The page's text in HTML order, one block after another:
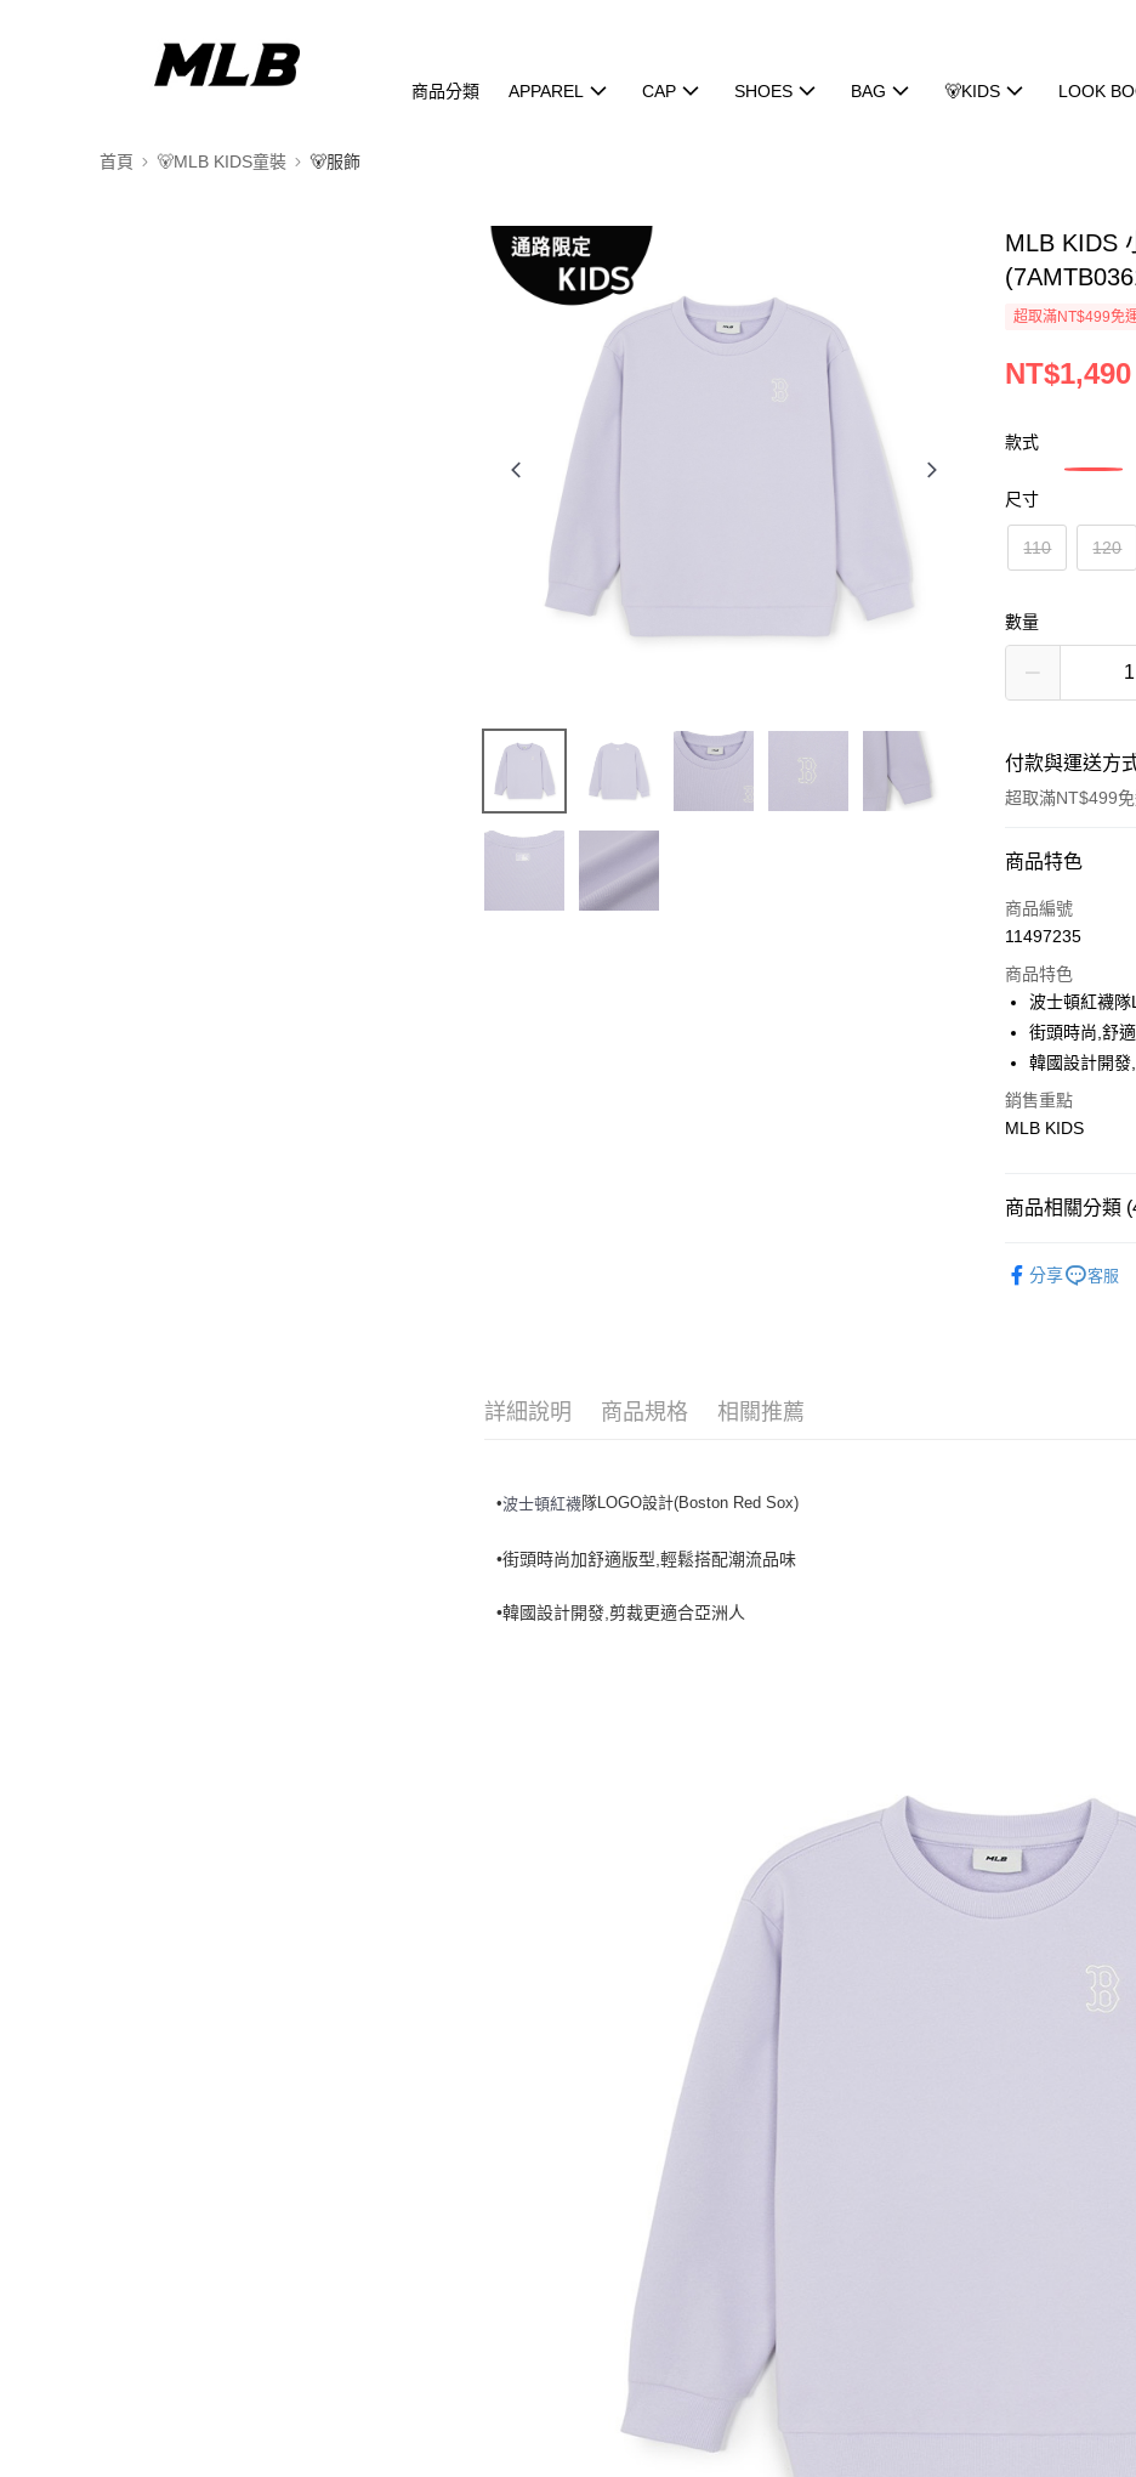
商品分類 APPAREL CAP SHOES BAG 🐻KIDS LOOK
首頁 🐻MLB KIDS童裝 🐻服飾
MLB KIDS
超取滿NT$499免
NT$1,490
款式
尺寸
110 120
數量
付款與運送方
超取滿NT$499
付款方式
信用卡一次付款
LINE Pay
Apple Pay
悠遊付
運送方式
每筆NT$60，滿
商品特色
商品編號
11497235
商品特色
波士頓紅襪
街頭時尚,舒
韓國設計開發
銷售重點
MLB KIDS
商品相關分類
分享 客服
詳細說明 商品規格 相關推薦
•波士頓紅襪隊LOGO設計(Boston Red Sox)
•街頭時尚加舒適版型,輕鬆搭配潮流品味
•韓國設計開發,剪裁更適合亞洲人